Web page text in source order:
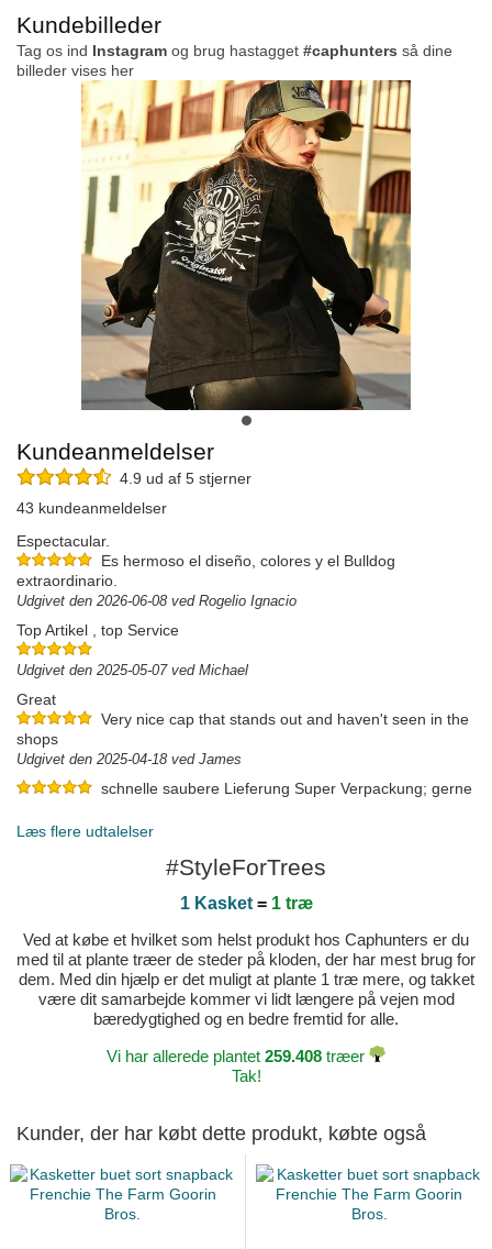
Kundebilleder
Tag os ind Instagram og brug hastagget #caphunters så dine
billeder vises her
Kundeanmeldelser
4.9 ud af 5 stjerner
43 kundeanmeldelser
Espectacular.
Es hermoso el diseño, colores y el Bulldog
extraordinario.
Udgivet den 2026-06-08 ved Rogelio Ignacio
Top Artikel , top Service
Udgivet den 2025-05-07 ved Michael
Great
Very nice cap that stands out and haven't seen in the
shops
Udgivet den 2025-04-18 ved James
schnelle saubere Lieferung Super Verpackung; gerne
Udgivet den 2025-03-18 ved Gerd
Læs flere udtalelser
#StyleForTrees
1 Kasket= 1 træ
Ved at købe et hvilket som helst produkt hos Caphunters er du
med til at plante træer de steder på kloden, der har mest brug for
dem. Med din hjælp er det muligt at plante 1 træ mere, og takket
være dit samarbejde kommer vi lidt længere på vejen mod
bæredygtighed og en bedre fremtid for alle.
Vi har allerede plantet 259.408 træer
Tak!
Kunder, der har købt dette produkt, købte også